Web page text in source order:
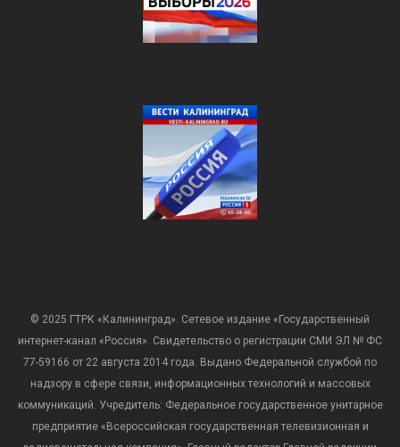
© 2025 ГТРК «Калининград». Сетевое издание «Государственный
интернет-канал «Россия». Свидетельство о регистрации СМИ ЭЛ № ФС
77-59166 от 22 августа 2014 года. Выдано Федеральной службой по
надзору в сфере связи, информационных технологий и массовых
коммуникаций. Учредитель: Федеральное государственное унитарное
предприятие «Всероссийская государственная телевизионная и